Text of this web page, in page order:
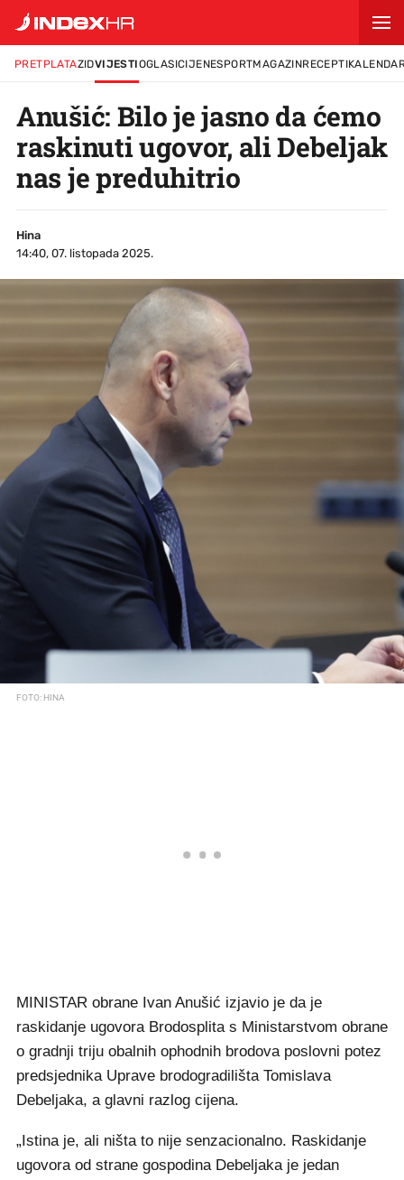
PRETPLATAZIDVIJESTIOGLASICIJENESPORTMAGAZINRECEPTI
Anušić: Bilo je jasno da ćemo
raskinuti ugovor, ali Debeljak
nas je preduhitrio
Hina
14:40, 07. listopada 2025.
FOTO: HINA
MINISTAR obrane Ivan Anušić izjavio je da je
raskidanje ugovora Brodosplita s Ministarstvom obrane
o gradnji triju obalnih ophodnih brodova poslovni potez
predsjednika Uprave brodogradilišta Tomislava
Debeljaka, a glavni razlog cijena.
„Istina je, ali ništa to nije senzacionalno. Raskidanje
ugovora od strane gospodina Debeljaka je jedan